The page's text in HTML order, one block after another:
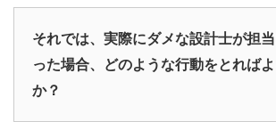
それでは、実際にダメな設計士が担
った場合、どのような行動をとれば
か？